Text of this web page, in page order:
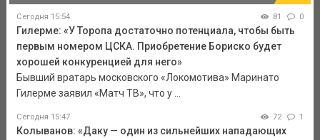
Сегодня 15:54 81 0
Гилерме: «У Торопа достаточно потенциала, чтобы быть
первым номером ЦСКА. Приобретение Бориско будет
хорошей конкуренцией для него»
Бывший вратарь московского «Локомотива» Маринато
Гилерме заявил «Матч ТВ», что у ...
Сегодня 15:47 72 1
Колыванов: «Даку — один из сильнейших нападающих